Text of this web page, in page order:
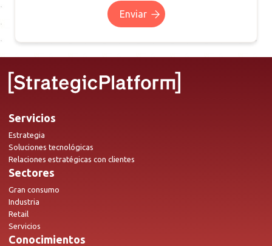
Servicios
Estrategia
Soluciones tecnológicas
Relaciones estratégicas con clientes
Sectores
Gran consumo
Industria
Retail
Servicios
Conocimientos